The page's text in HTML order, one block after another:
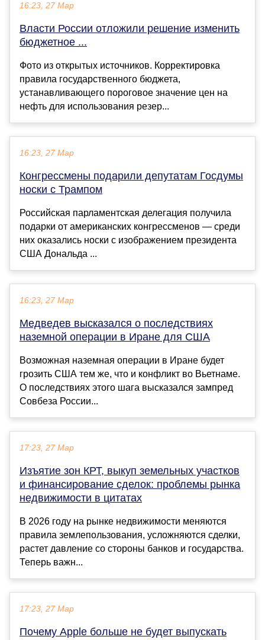
16:23, 27 Мар
Власти России отложили решение изменить
бюджетное ...
Фото из открытых источников. Корректировка
правила государственного бюджета,
устанавливающего пороговое значение цен на
нефть для использования резер...
16:23, 27 Мар
Конгрессмены подарили депутатам Госдумы
носки с Трампом
Российская парламентская делегация получила
подарки от американских конгрессменов — среди
них оказались носки с изображением президента
США Дональда ...
16:23, 27 Мар
Медведев высказался о последствиях
наземной операции в Иране для США
Возможная наземная операции в Иране будет
грозить США тем же, что и конфликт во Вьетнаме.
О последствиях этого шага высказался зампред
Совбеза России...
17:23, 27 Мар
Изъятие зон КРТ, выкуп земельных участков
и финансирование сделок: проблемы рынка
недвижимости в цитатах
В 2026 году на рынке недвижимости меняются
правила землепользования, усложняются сделки,
растет давление со стороны банков и государства.
Теперь важн...
17:23, 27 Мар
Почему Apple больше не будет выпускать